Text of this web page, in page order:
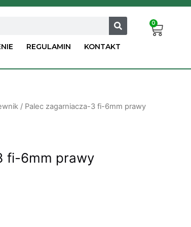
REGULAMIN KONTAKT
0
/ Palec zagarniacza-3 fi-6mm prawy
fi-6mm prawy